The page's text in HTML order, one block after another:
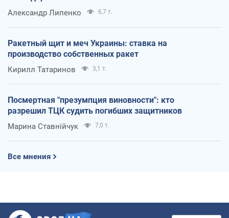
Александр Липенко 6,7 т.
Ракетный щит и меч Украины: ставка на
производство собственных ракет
Кирилл Татаринов 3,1 т.
Посмертная "презумпция виновности": кто
разрешил ТЦК судить погибших защитников
Марина Ставнійчук 7,0 т.
Все мнения